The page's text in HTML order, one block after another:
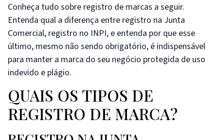
Conheça tudo sobre registro de marcas a seguir.
Entenda qual a diferença entre registro na Junta
Comercial, registro no INPI, e entenda por que esse
último, mesmo não sendo obrigatório, é indispensável
para manter a marca do seu negócio protegida de uso
indevido e plágio.
QUAIS OS TIPOS DE
REGISTRO DE MARCA?